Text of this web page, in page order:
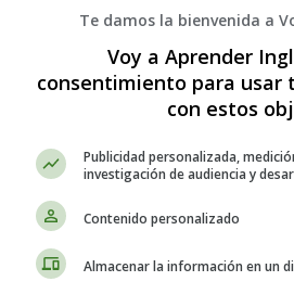
Te damos la bienvenida a
Voy a Aprender
consentimiento para usar
con estos
Publicidad personalizada,
investigación de audiencia y
Contenido personalizado
Almacenar la información en un